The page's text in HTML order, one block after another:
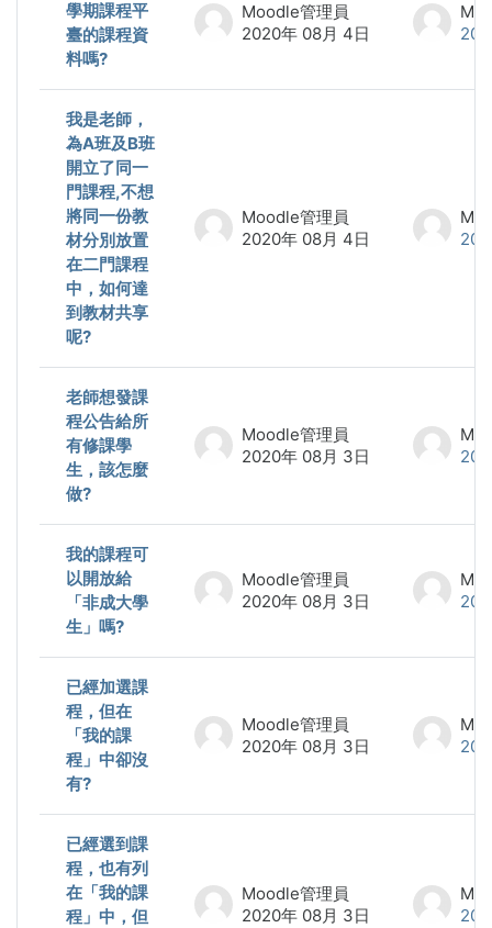
學期課程平
臺的課程資
料嗎?
Moodle管理員
2020年 08月 4日
我是老師，
為A班及B班
開立了同一
門課程,不想
將同一份教
材分別放置
在二門課程
中，如何達
到教材共享
呢?
Moodle管理員
2020年 08月 4日
老師想發課
程公告給所
有修課學
生，該怎麼
做?
Moodle管理員
2020年 08月 3日
我的課程可
以開放給
「非成大學
生」嗎?
Moodle管理員
2020年 08月 3日
已經加選課
程，但在
「我的課
程」中卻沒
有?
Moodle管理員
2020年 08月 3日
已經選到課
程，也有列
在「我的課
程」中，但
Moodle管理員
2020年 08月 3日